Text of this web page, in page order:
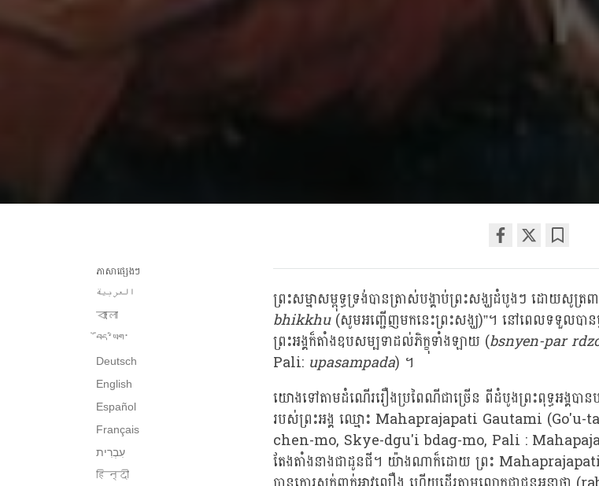
facebook
ភាសាផ្សេងៗ
العربية
বাংলা
བོད་ཡིག་
Deutsch
English
Español
Français
हिन्दी
ព្រះសម្មាសម្ពុទ្ធទ្រង់បានត្រាស់បង្គាប់ព្រះសង្ឃដំបូងៗ ដោយសូត្រ
bhikkhu(សូមអញ្ជើញមកនេះព្រះសង្ឃ)”។ នៅពេលទទួលបានម្
ព្រះអង្គក៏តាំងឧបសម្បទាដល់ភិក្ខុទាំងឡាយ (bsnyen-par
Pali: upasampada) ។
យោងទៅតាមដំណើររឿងប្រពៃណីជាច្រើន ពីដំបូងព្រះពុទ្ធអង្គបា
របស់ព្រះអង្គ ឈ្មោះ Mahaprajapati Gautami
chen-mo, Skye-dgu'i bdag-mo, Pali :
តែងតាំងនាងជាដូនជី។ យ៉ាងណាក៏ដោយ ព្រះ Mahaprajapati